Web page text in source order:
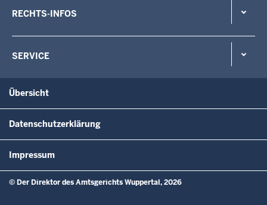
RECHTS-INFOS
SERVICE
Übersicht
Datenschutzerklärung
Impressum
© Der Direktor des Amtsgerichts Wuppertal, 2026